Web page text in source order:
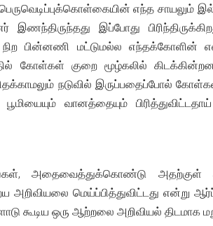
பெருவெடிப்புக்கொள்கையின் எந்த
இப்போது
பின்னணி மட்டுமல்ல எந்தக்கோளின்
கோள்கள் குறை மூழ்கலில் கிடக்கின்றன.
மிதக்காமலும் நடுவில் இருப்பதைப்போல்
வானத்தையும் பிரித்துவிட்டதாய்
அதைவைத்துக்கொண்டு அதற்குள்
மெய்ப்பித்துவிட்டது என்று
கூடிய ஒரு ஆற்றலை அறிவியல் திடமாக